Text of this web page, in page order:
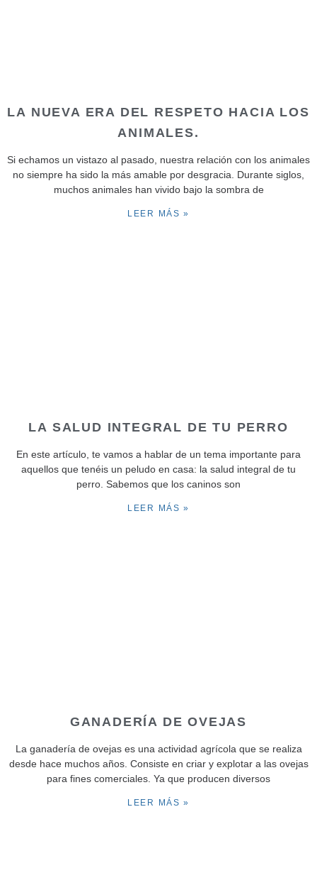
LA NUEVA ERA DEL RESPETO HACIA LOS
ANIMALES.
Si echamos un vistazo al pasado, nuestra relación con los animales
no siempre ha sido la más amable por desgracia. Durante siglos,
muchos animales han vivido bajo la sombra de
LEER MÁS »
LA SALUD INTEGRAL DE TU PERRO
En este artículo, te vamos a hablar de un tema importante para
aquellos que tenéis un peludo en casa: la salud integral de tu
perro. Sabemos que los caninos son
LEER MÁS »
GANADERÍA DE OVEJAS
La ganadería de ovejas es una actividad agrícola que se realiza
desde hace muchos años. Consiste en criar y explotar a las ovejas
para fines comerciales. Ya que producen diversos
LEER MÁS »